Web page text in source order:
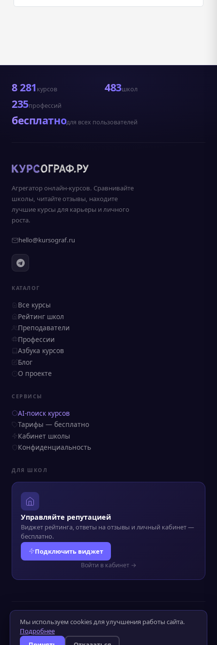
8 281 курсов 483школ
235профессий
бесплатнодля всех пользователей
Агрегатор онлайн-курсов. Сравнивайте
школы, читайте отзывы, находите
лучшие курсы для карьеры и личного
роста.
hello@kursograf.ru
КАТАЛОГ
Все курсы
Рейтинг школ
Преподаватели
Профессии
Азбука курсов
Блог
О проекте
СЕРВИСЫ
AI-поиск курсов
Тарифы — бесплатно
Кабинет школы
Конфиденциальность
ДЛЯ ШКОЛ
Управляйте репутацией
Виджет рейтинга, ответы на отзывы и личный кабинет —
бесплатно.
Подключить виджет
Войти в кабинет →
Политика конфиденциальности
Оператор ПД №52-25-232090
Слабовидящим
Слабослышащим
Мы используем cookies для улучшения работы сайта.
Подробнее